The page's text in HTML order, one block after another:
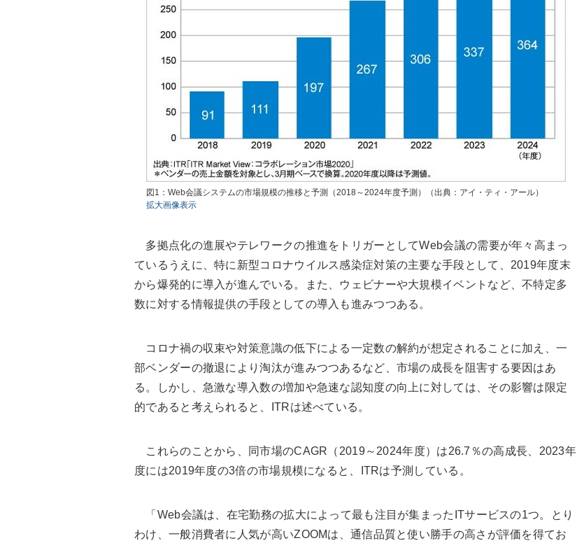
図1：Web会議システムの市場規模の推移と予測（2018～2024年度予測）（出典：アイ・ティ・アール）
拡大画像表示
多拠点化の進展やテレワークの推進をトリガーとしてWeb会議の需要が年々高まっ
ているうえに、特に新型コロナウイルス感染症対策の主要な手段として、2019年度末
から爆発的に導入が進んでいる。また、ウェビナーや大規模イベントなど、不特定多
数に対する情報提供の手段としての導入も進みつつある。
コロナ禍の収束や対策意識の低下による一定数の解約が想定されることに加え、一
部ベンダーの撤退により淘汰が進みつつあるなど、市場の成長を阻害する要因はあ
る。しかし、急激な導入数の増加や急速な認知度の向上に対しては、その影響は限定
的であると考えられると、ITRは述べている。
これらのことから、同市場のCAGR（2019～2024年度）は26.7％の高成長、2023年
度には2019年度の3倍の市場規模になると、ITRは予測している。
「Web会議は、在宅勤務の拡大によって最も注目が集まったITサービスの1つ。とり
わけ、一般消費者に人気が高いZOOMは、通信品質と使い勝手の高さが評価を得てお